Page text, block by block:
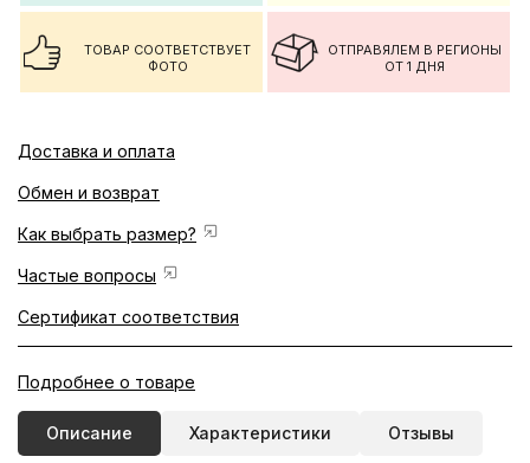
ТОВАР СООТВЕТСТВУЕТ
ФОТО
ОТПРАВЯЛЕМ В РЕГИОНЫ
ОТ 1 ДНЯ
Доставка и оплата
Обмен и возврат
Как выбрать размер?
Частые вопросы
Сертификат соответствия
Подробнее о товаре
Описание Характеристики Отзывы